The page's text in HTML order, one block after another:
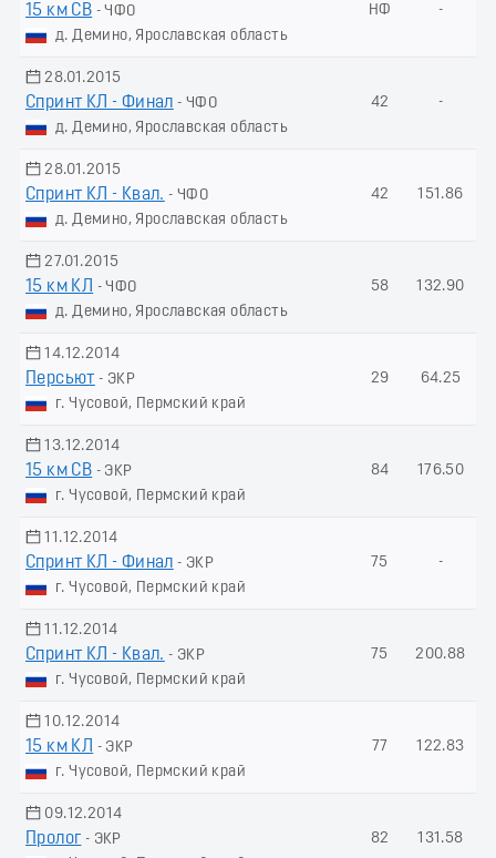
15 км СВ - ЧФО
д. Демино, Ярославская область
НФ -
28.01.2015
Спринт КЛ - Финал - ЧФО
д. Демино, Ярославская область
42 -
28.01.2015
Спринт КЛ - Квал. - ЧФО
д. Демино, Ярославская область
42 151.86
27.01.2015
15 км КЛ
- ЧФО
д. Демино, Ярославская область
58 132.90
14.12.2014
Персьют - ЭКР
г. Чусовой, Пермский край
29 64.25
13.12.2014
15 км СВ - ЭКР
г. Чусовой, Пермский край
84 176.50
11.12.2014
Спринт КЛ - Финал - ЭКР
г. Чусовой, Пермский край
75 -
11.12.2014
Спринт КЛ - Квал. - ЭКР
г. Чусовой, Пермский край
75 200.88
10.12.2014
15 км КЛ
- ЭКР
г. Чусовой, Пермский край
77 122.83
09.12.2014
Пролог - ЭКР
82 131.58